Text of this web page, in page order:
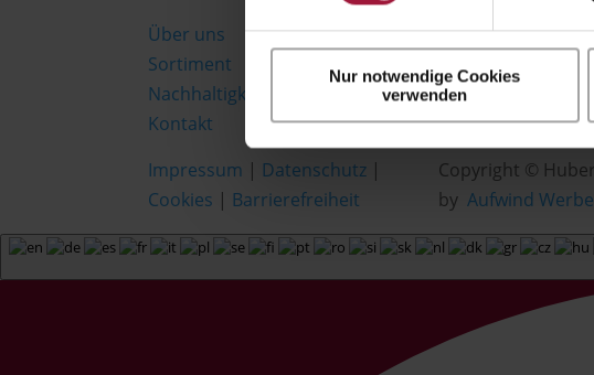
Nur notwendige Cookies
verwenden
Über uns
Sortiment
Nachhaltigkeit
Kontakt
Impressum | Datenschutz |
Cookies | Barrierefreiheit
Copyright ©
byAufwind